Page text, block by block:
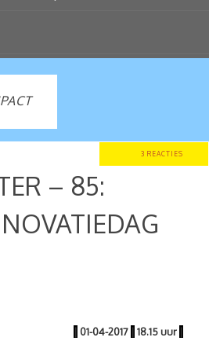
3 REACTIES
– 85:
| 01-04-2017 | 18.15 uur |